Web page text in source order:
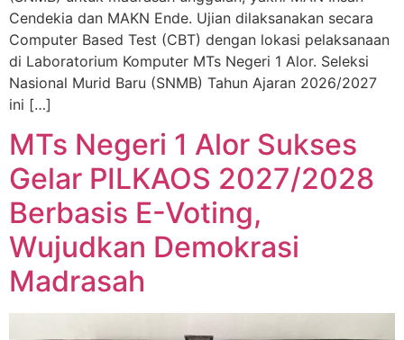
Cendekia dan MAKN Ende. Ujian dilaksanakan secara
Computer Based Test (CBT) dengan lokasi pelaksanaan
di Laboratorium Komputer MTs Negeri 1 Alor. Seleksi
Nasional Murid Baru (SNMB) Tahun Ajaran 2026/2027
ini […]
⁠⁠MTs Negeri 1 Alor Sukses
Gelar PILKAOS 2027/2028
Berbasis E-Voting,
Wujudkan Demokrasi
Madrasah